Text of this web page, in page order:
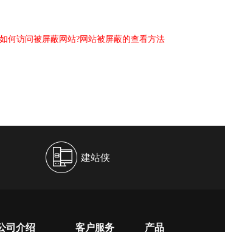
如何访问被屏蔽网站?网站被屏蔽的查看方法
建站侠
产品
客户服务
司介绍